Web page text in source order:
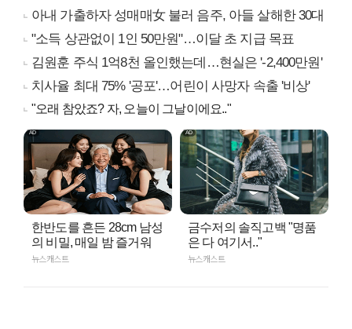
아내 가출하자 성매매女 불러 음주, 아들 살해한 30대
"소득 상관없이 1인 50만원"…이달 초 지급 목표
김원훈 주식 1억8천 올인했는데…현실은 '-2,400만원'
치사율 최대 75% '공포'…어린이 사망자 속출 '비상'
"오래 참았죠? 자, 오늘이 그날이에요.."
한반도를 흔든 28cm 남성
의 비밀, 매일 밤 즐거워
뉴스캐스트
금수저의 솔직고백 "명품
은 다 여기서.."
뉴스캐스트